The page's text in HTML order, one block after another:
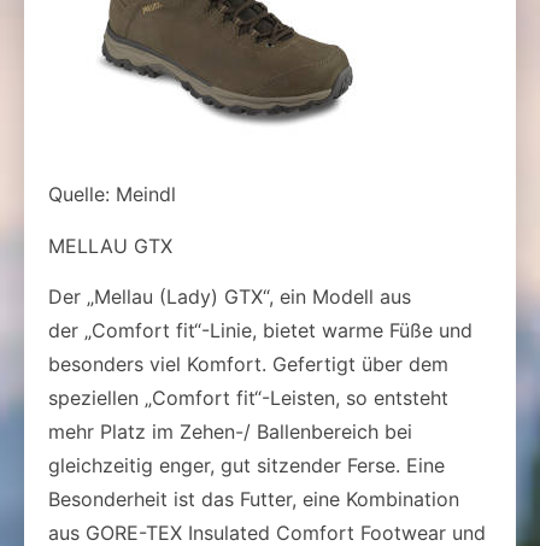
Quelle: Meindl
MELLAU GTX
Der „Mellau (Lady) GTX“, ein Modell aus
der „Comfort fit“-Linie, bietet warme Füße und
besonders viel Komfort. Gefertigt über dem
speziellen „Comfort fit“-Leisten, so entsteht
mehr Platz im Zehen-/ Ballenbereich bei
gleichzeitig enger, gut sitzender Ferse. Eine
Besonderheit ist das Futter, eine Kombination
aus GORE-TEX Insulated Comfort Footwear und